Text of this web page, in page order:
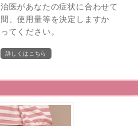
医があなたの症状に合わせて
、使用量等を決定しますか
てください。
詳しくはこちら